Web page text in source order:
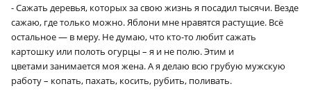
- Сажать деревья, которых за свою жизнь я посадил тысячи. Везде
сажаю, где только можно. Яблони мне нравятся растущие. Всё
остальное — в меру. Не думаю, что кто-то любит сажать
картошку или полоть огурцы – я и не полю. Этим и
цветами занимается моя жена. А я делаю всю грубую мужскую
работу – копать, пахать, косить, рубить, поливать.